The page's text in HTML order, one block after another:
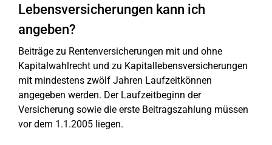
Lebensversicherungen kann ich
angeben?
Beiträge zu Rentenversicherungen mit und ohne
Kapitalwahlrecht und zu Kapitallebensversicherungen
mit mindestens zwölf Jahren Laufzeitkönnen
angegeben werden. Der Laufzeitbeginn der
Versicherung sowie die erste Beitragszahlung müssen
vor dem 1.1.2005 liegen.